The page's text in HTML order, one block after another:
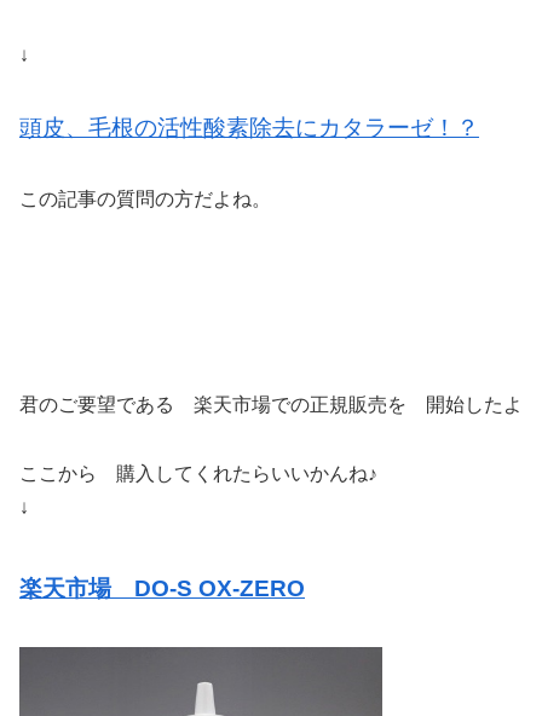
↓
頭皮、毛根の活性酸素除去にカタラーゼ！？
この記事の質問の方だよね。
君のご要望である 楽天市場での正規販売を 開始したよ
ここから 購入してくれたらいいかんね♪
↓
楽天市場 DO-S OX-ZERO